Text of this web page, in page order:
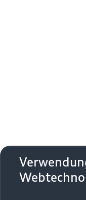
Modelle